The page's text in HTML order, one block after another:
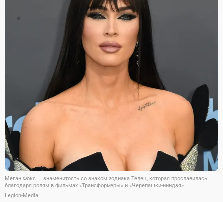
Меган Фокс — знаменитость со знаком зодиака Телец, которая прославилась
благодаря ролям в фильмах «Трансформеры» и «Черепашки-ниндзя»
Legion-Media